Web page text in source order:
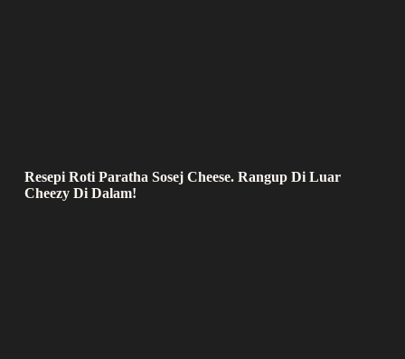
Resepi Roti Paratha Sosej Cheese. Rangup Di Luar
Cheezy Di Dalam!